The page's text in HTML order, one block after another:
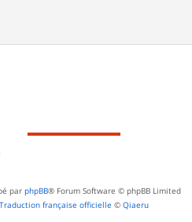
par phpBB® Forum Software © phpBB Limited
Traduction française officielle © Qiaeru